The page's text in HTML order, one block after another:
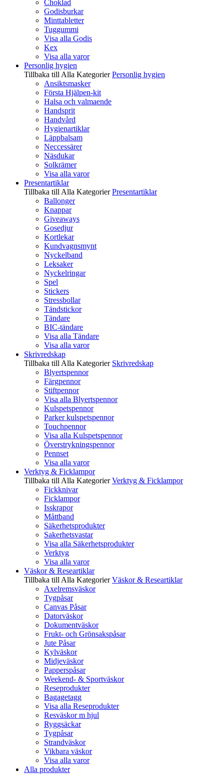
Choklad
Godisburkar
Minttabletter
Tuggummi
Visa alla Godis
Kex
Visa alla varor
Personlig hygien
Tillbaka till Alla Kategorier Personlig hygien
Ansiktsmasker
Första Hjälpen-kit
Halsa och valmaende
Handsprit
Handvård
Hygienartiklar
Läppbalsam
Neccessärer
Näsdukar
Solkrämer
Visa alla varor
Presentartiklar
Tillbaka till Alla Kategorier Presentartiklar
Ballonger
Knappar
Giveaways
Gosedjur
Kortlekar
Kundvagnsmynt
Nyckelband
Leksaker
Nyckelringar
Spel
Stickers
Stressbollar
Tändstickor
Tändare
BIC-tändare
Visa alla Tändare
Visa alla varor
Skrivredskap
Tillbaka till Alla Kategorier Skrivredskap
Blyertspennor
Färgpennor
Stiftpennor
Visa alla Blyertspennor
Kulspetspennor
Parker kulspetspennor
Touchpennor
Visa alla Kulspetspennor
Överstrykningspennor
Pennset
Visa alla varor
Verktyg & Ficklampor
Tillbaka till Alla Kategorier Verktyg & Ficklampor
Fickknivar
Ficklampor
Isskrapor
Måttband
Säkerhetsprodukter
Sakerhetsvastar
Visa alla Säkerhetsprodukter
Verktyg
Visa alla varor
Väskor & Researtiklar
Tillbaka till Alla Kategorier Väskor & Researtiklar
Axelremsväskor
Tygpåsar
Canvas Påsar
Datorväskor
Dokumentväskor
Frukt- och Grönsakspåsar
Jute Påsar
Kylväskor
Midjeväskor
Papperspåsar
Weekend- & Sportväskor
Reseprodukter
Bagagetagg
Visa alla Reseprodukter
Resväskor m hjul
Ryggsäckar
Tygpåsar
Strandväskor
Vikbara väskor
Visa alla varor
Alla produkter